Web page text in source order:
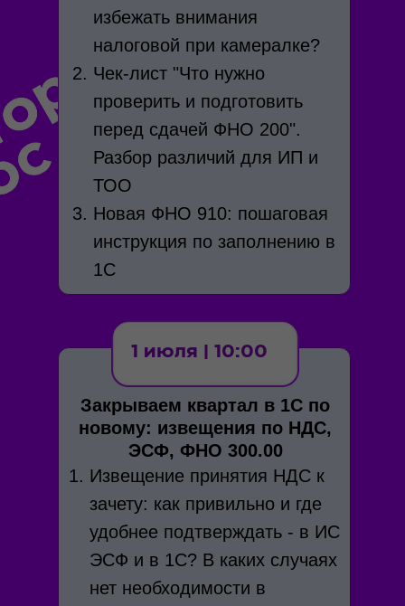
Закрываем квартал в 1С по
новому: извещения по НДС,
ЭСФ, ФНО 300.00
Извещение принятия НДС к
зачету: как привильно и где
удобнее подтверждать - в ИС
ЭСФ и в 1С? В каких случаях
нет необходимости в
избежать внимания
налоговой при камералке?
Чек-лист "Что нужно
проверить и подготовить
перед сдачей ФНО 200".
Разбор различий для ИП и
ТОО
Новая ФНО 910: пошаговая
инструкция по заполнению в
1С
1 июля | 10:00